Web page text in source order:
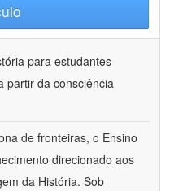
para estudantes
partir da consciência
de fronteiras, o Ensino
direcionado aos
da História. Sob